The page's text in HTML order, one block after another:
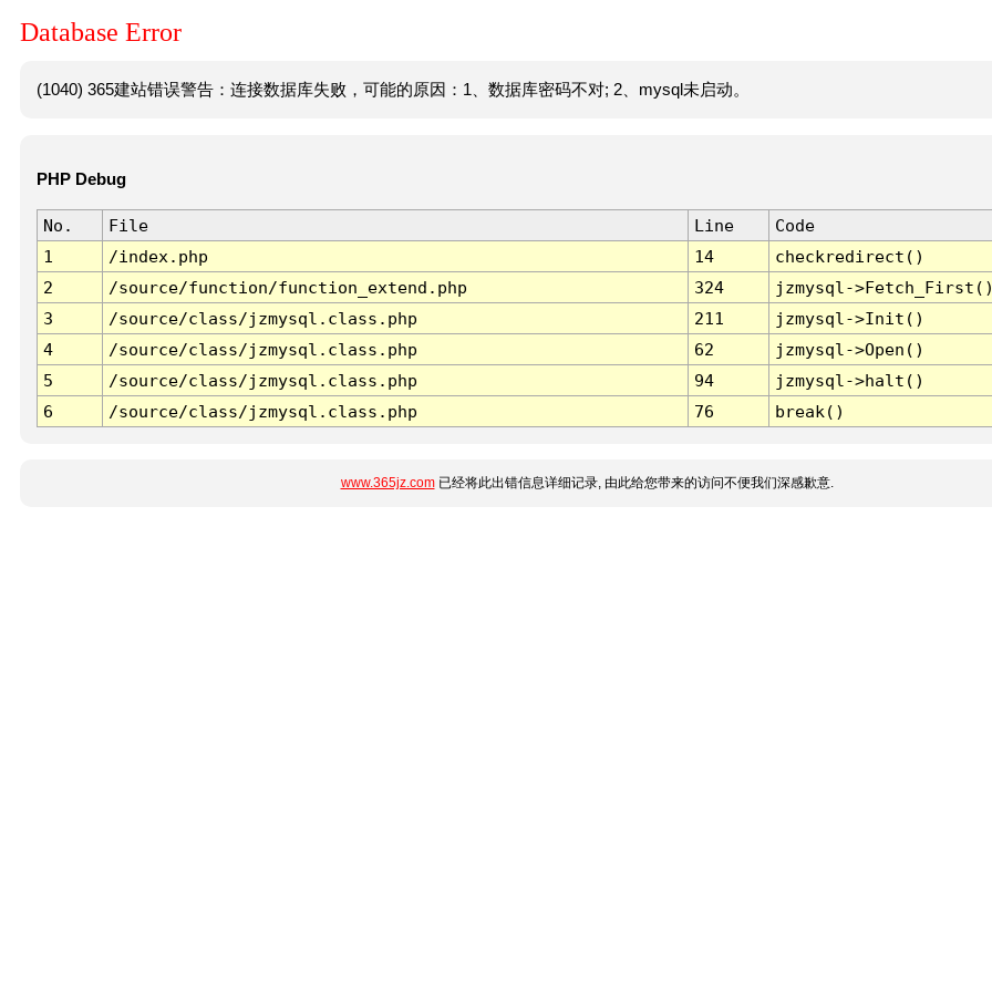
Database Error
(1040) 365建站错误警告：连接数据库失败，可能的原因：1、数据库密码不对; 2、mysql未启动。
PHP Debug
No. File Line
Code
1
/index.php 14
checkredirect()
2
/source/function/function_extend.php 324
jzmysql-
3
/source/class/jzmysql.class.php 211
jzmysql->Init()
4
/source/class/jzmysql.class.php 62
jzmysql->Open()
5
/source/class/jzmysql.class.php 94
jzmysql->halt()
6
/source/class/jzmysql.class.php 76 break()
www.365jz.com已经将此出错信息详细记录, 由此给您带来的访问不便我们深感歉意.